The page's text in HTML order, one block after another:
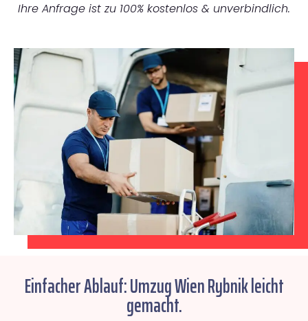
Ihre Anfrage ist zu 100% kostenlos & unverbindlich.
Einfacher Ablauf: Umzug Wien Rybnik leicht
gemacht.